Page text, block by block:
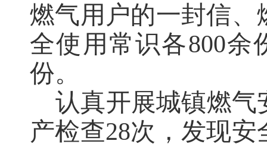
燃气用户的一封信
全使用常识各800余
份。
认真开展城镇燃气
产检查28次，发现安